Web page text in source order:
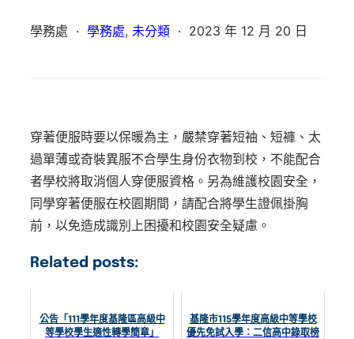
學務處 · 學務處, 未分類 · 2023 年 12 月 20 日
穿著便服時要以保暖為主，嚴禁穿著短袖、短褲、太
過單薄或奇裝異服不合學生身份衣物到校，不能配合
者學校將取消個人穿便服資格。另為維護校園安全，
同學穿著便服在校園期間，請配合將學生證佩掛胸
前，以免造成識別上困擾和校園安全疑慮。
Related posts:
公告「111學年度基隆區高級中
等學校學生適性轉學簡章」
基隆市115學年度高級中等學校
優先免試入學：二信高中錄取榜